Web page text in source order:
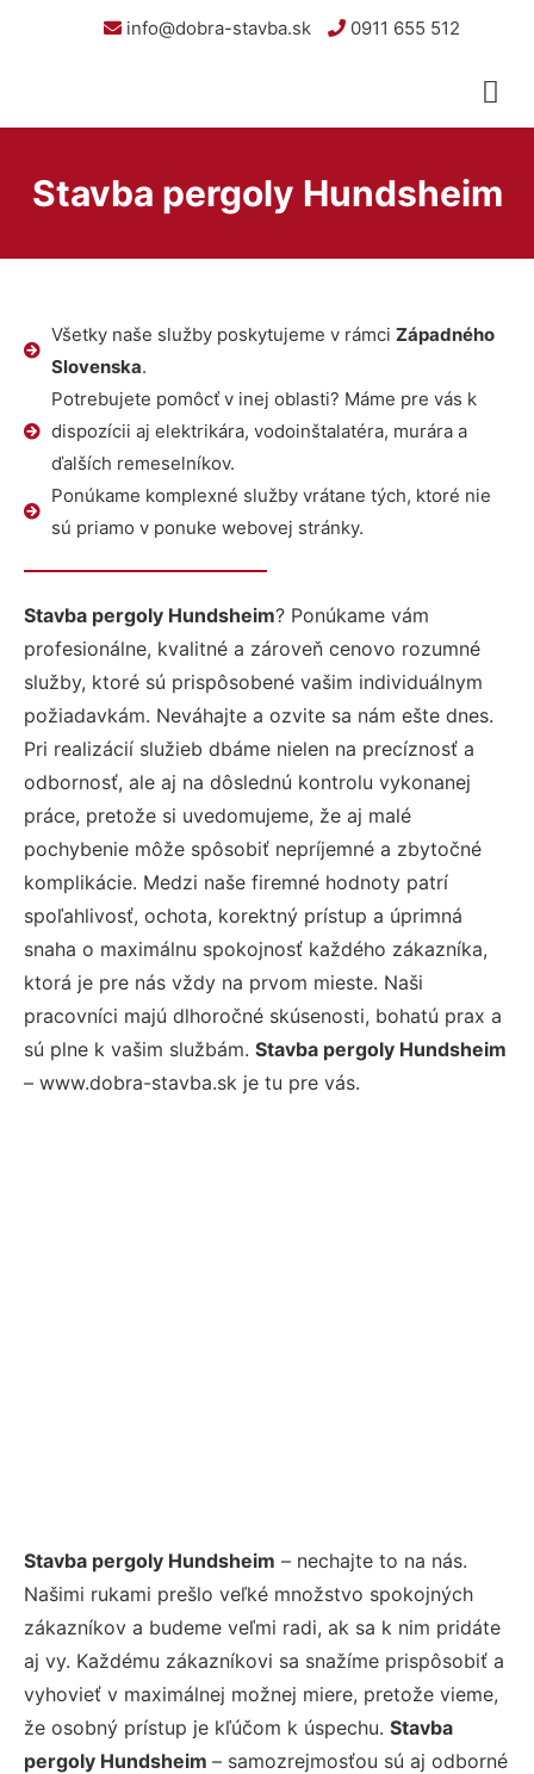
info@dobra-stavba.sk 0911 655 512
Stavba pergoly Hundsheim
Všetky naše služby poskytujeme v rámci Západného
Slovenska.
Potrebujete pomôcť v inej oblasti? Máme pre vás k
dispozícii aj elektrikára, vodoinštalatéra, murára a
ďalších remeselníkov.
Ponúkame komplexné služby vrátane tých, ktoré nie
sú priamo v ponuke webovej stránky.
Stavba pergoly Hundsheim? Ponúkame vám
profesionálne, kvalitné a zároveň cenovo rozumné
služby, ktoré sú prispôsobené vašim individuálnym
požiadavkám. Neváhajte a ozvite sa nám ešte dnes.
Pri realizácií služieb dbáme nielen na precíznosť a
odbornosť, ale aj na dôslednú kontrolu vykonanej
práce, pretože si uvedomujeme, že aj malé
pochybenie môže spôsobiť nepríjemné a zbytočné
komplikácie. Medzi naše firemné hodnoty patrí
spoľahlivosť, ochota, korektný prístup a úprimná
snaha o maximálnu spokojnosť každého zákazníka,
ktorá je pre nás vždy na prvom mieste. Naši
pracovníci majú dlhoročné skúsenosti, bohatú prax a
sú plne k vašim službám. Stavba pergoly Hundsheim
– www.dobra-stavba.sk je tu pre vás.
Stavba pergoly Hundsheim – nechajte to na nás.
Našimi rukami prešlo veľké množstvo spokojných
zákazníkov a budeme veľmi radi, ak sa k nim pridáte
aj vy. Každému zákazníkovi sa snažíme prispôsobiť a
vyhovieť v maximálnej možnej miere, pretože vieme,
že osobný prístup je kľúčom k úspechu. Stavba
pergoly Hundsheim – samozrejmosťou sú aj odborné